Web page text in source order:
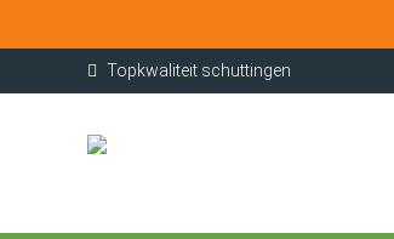
Topkwaliteit schuttingen